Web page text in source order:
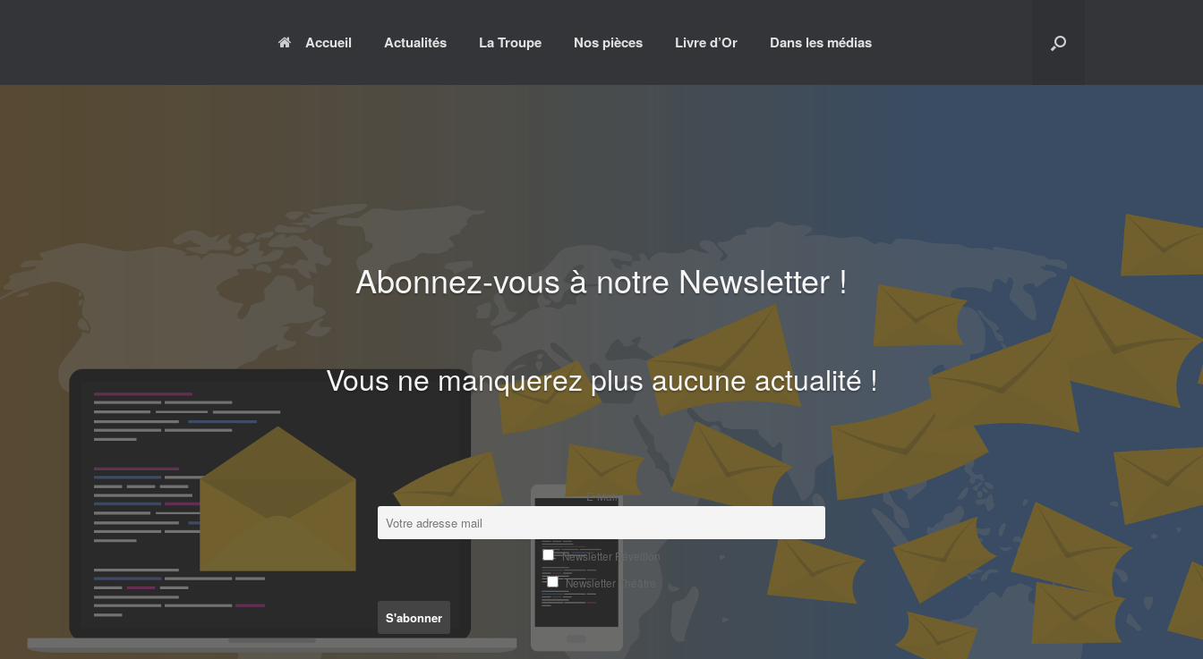
Accueil Actualités La Troupe Nos pièces Livre d’Or Dans les médias
Abonnez-vous à notre Newsletter !
Vous ne manquerez plus aucune actualité !
E-Mail
Newsletter Réveillon
Newsletter Théâtre